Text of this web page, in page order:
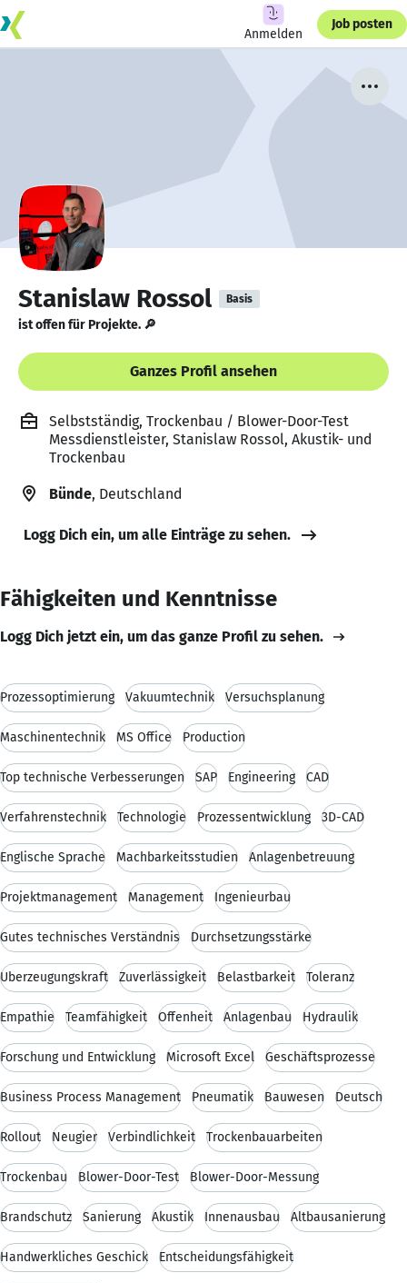
Anmelden
Job posten
Stanislaw Rossol Basis
ist offen für Projekte. 🔎
Ganzes Profil ansehen
Selbstständig, Trockenbau / Blower-Door-Test
Messdienstleister, Stanislaw Rossol, Akustik- und
Trockenbau
Bünde, Deutschland
Logg Dich ein, um alle Einträge zu sehen.
Fähigkeiten und Kenntnisse
Logg Dich jetzt ein, um das ganze Profil zu sehen.
Prozessoptimierung Vakuumtechnik Versuchsplanung
Maschinentechnik MS Office Production
Top technische Verbesserungen SAP Engineering CAD
Verfahrenstechnik Technologie Prozessentwicklung 3D-CAD
Englische Sprache Machbarkeitsstudien Anlagenbetreuung
Projektmanagement Management Ingenieurbau
Gutes technisches Verständnis Durchsetzungsstärke
Überzeugungskraft Zuverlässigkeit Belastbarkeit Toleranz
Empathie Teamfähigkeit Offenheit Anlagenbau Hydraulik
Forschung und Entwicklung Microsoft Excel Geschäftsprozesse
Business Process Management Pneumatik Bauwesen Deutsch
Rollout Neugier Verbindlichkeit Trockenbauarbeiten
Trockenbau Blower-Door-Test Blower-Door-Messung
Brandschutz Sanierung Akustik Innenausbau Altbausanierung
Handwerkliches Geschick Entscheidungsfähigkeit